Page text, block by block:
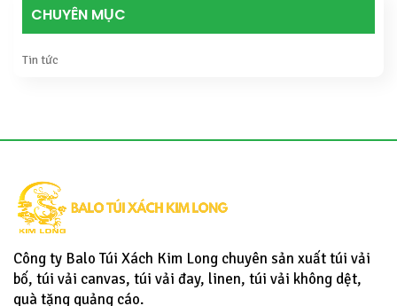
CHUYÊN MỤC
Tin tức
Công ty Balo Túi Xách Kim Long chuyên sản xuất túi vải
bố, túi vải canvas, túi vải đay, linen, túi vải không dệt,
quà tặng quảng cáo.